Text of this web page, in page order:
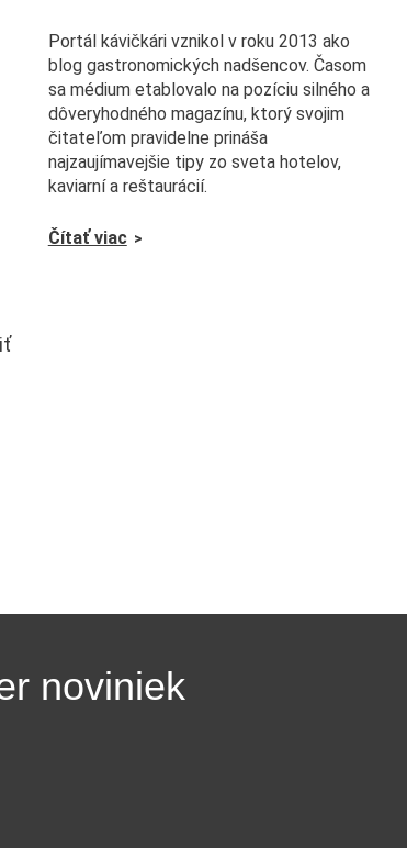
Portál kávičkári vznikol v roku 2013 ako
blog gastronomických nadšencov. Časom
sa médium etablovalo na pozíciu silného a
dôveryhodného magazínu, ktorý svojim
čitateľom pravidelne prináša
najzaujímavejšie tipy zo sveta hotelov,
kaviarní a reštaurácií.
Čítať viac
noviniek